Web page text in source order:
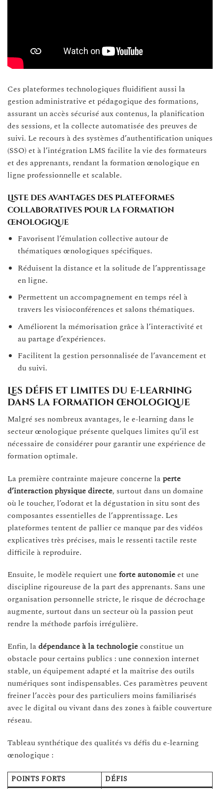
Ces plateformes technologiques fluidifient aussi la
gestion administrative et pédagogique des formations,
assurant un accès sécurisé aux contenus, la planification
des sessions, et la collecte automatisée des preuves de
suivi. Le recours à des systèmes d’authentification uniques
(SSO) et à l’intégration LMS facilite la vie des formateurs
et des apprenants, rendant la formation œnologique en
ligne professionnelle et scalable.
Liste des avantages des plateformes
collaboratives pour la formation
œnologique
Favorisent l’émulation collective autour de
thématiques œnologiques spécifiques.
Réduisent la distance et la solitude de l’apprentissage
en ligne.
Permettent un accompagnement en temps réel à
travers les visioconférences et salons thématiques.
Améliorent la mémorisation grâce à l’interactivité et
au partage d’expériences.
Facilitent la gestion personnalisée de l’avancement et
du suivi.
Les défis et limites du e-learning
dans la formation œnologique
Malgré ses nombreux avantages, le e-learning dans le
secteur œnologique présente quelques limites qu’il est
nécessaire de considérer pour garantir une expérience de
formation optimale.
La première contrainte majeure concerne la perte
d’interaction physique directe, surtout dans un domaine
où le toucher, l’odorat et la dégustation in situ sont des
composantes essentielles de l’apprentissage. Les
plateformes tentent de pallier ce manque par des vidéos
explicatives très précises, mais le ressenti tactile reste
difficile à reproduire.
Ensuite, le modèle requiert une forte autonomieet une
discipline rigoureuse de la part des apprenants. Sans une
organisation personnelle stricte, le risque de décrochage
augmente, surtout dans un secteur où la passion peut
rendre la méthode parfois irrégulière.
Enfin, ladépendance à la technologieconstitue un
obstacle pour certains publics : une connexion internet
stable, un équipement adapté et la maîtrise des outils
numériques sont indispensables. Ces paramètres peuvent
freiner l’accès pour des particuliers moins familiarisés
avec le digital ou vivant dans des zones à faible couverture
réseau.
Tableau synthétique des qualités vs défis du e-learning
œnologique :
POINTS FORTS
DÉFIS